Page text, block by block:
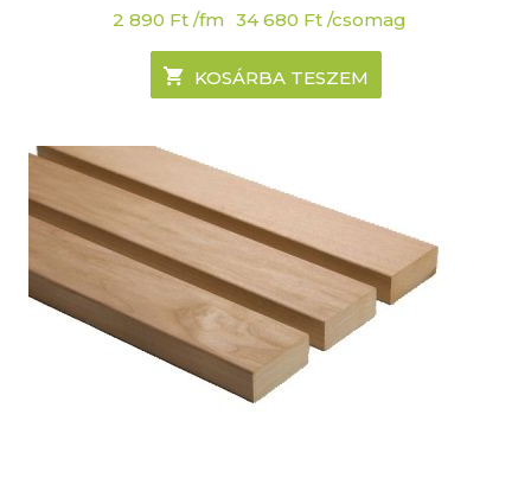
2 890 Ft /fm 34 680 Ft /csomag
KOSÁRBA TESZEM